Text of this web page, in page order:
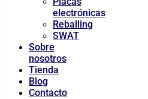
electrónicas
Reballing
SWAT
Sobre
nosotros
Tienda
Blog
Contacto